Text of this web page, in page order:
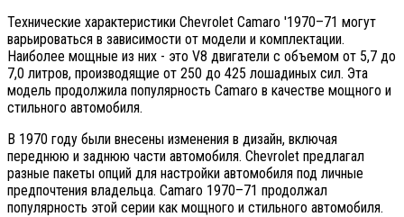
Технические характеристики Chevrolet Camaro '1970–71 могут
варьироваться в зависимости от модели и комплектации.
Наиболее мощные из них - это V8 двигатели с объемом от 5,7 до
7,0 литров, производящие от 250 до 425 лошадиных сил. Эта
модель продолжила популярность Camaro в качестве мощного и
стильного автомобиля.
В 1970 году были внесены изменения в дизайн, включая
переднюю и заднюю части автомобиля. Chevrolet предлагал
разные пакеты опций для настройки автомобиля под личные
предпочтения владельца. Camaro 1970–71 продолжал
популярность этой серии как мощного и стильного автомобиля.